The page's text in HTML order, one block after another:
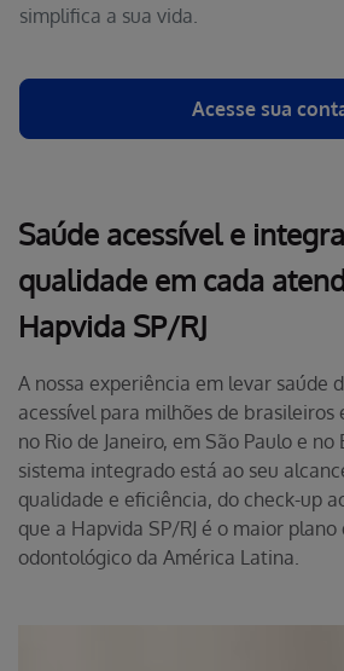
simplifica a sua vida.
Acesse sua
Saúde acessível e
qualidade em cada
Hapvida SP/RJ
A nossa experiência em levar saúde
acessível para milhões de brasileiros
no Rio de Janeiro, em São Paulo e
sistema integrado está ao seu
qualidade e eficiência, do check-up
que a Hapvida SP/RJ é o maior plano
odontológico da América Latina.